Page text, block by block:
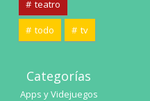
teatro
todo tv
Categorías
Apps y Videjuegos